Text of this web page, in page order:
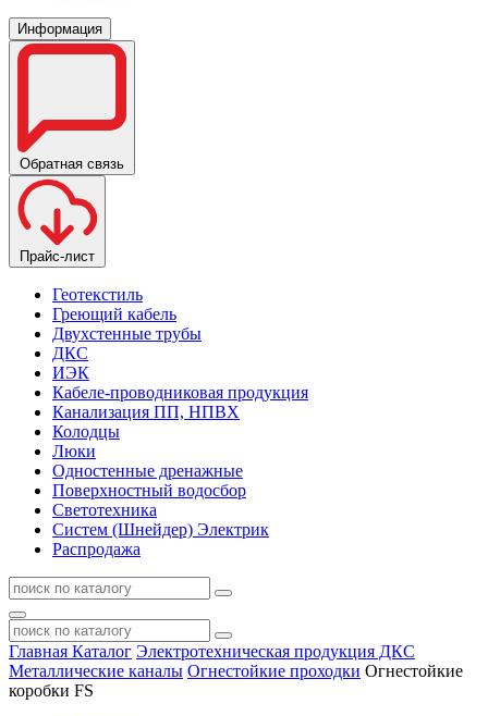
Информация
Обратная связь
Прайс-лист
Геотекстиль
Греющий кабель
Двухстенные трубы
ДКС
ИЭК
Кабеле-проводниковая продукция
Канализация ПП, НПВХ
Колодцы
Люки
Одностенные дренажные
Поверхностный водосбор
Светотехника
Систем (Шнейдер) Электрик
Распродажа
Главная Каталог Электротехническая продукция ДКС
Металлические каналы Огнестойкие проходки Огнестойкие
коробки FS